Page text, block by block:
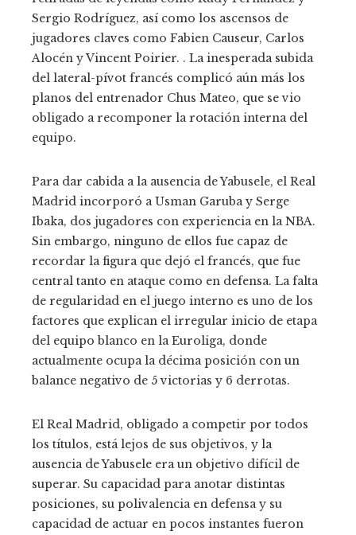
Sergio Rodríguez, así como los ascensos de
jugadores claves como Fabien Causeur, Carlos
Alocén y Vincent Poirier. . La inesperada subida
del lateral-pívot francés complicó aún más los
planos del entrenador Chus Mateo, que se vio
obligado a recomponer la rotación interna del
equipo.
Para dar cabida a la ausencia de Yabusele, el Real
Madrid incorporó a Usman Garuba y Serge
Ibaka, dos jugadores con experiencia en la NBA.
Sin embargo, ninguno de ellos fue capaz de
recordar la figura que dejó el francés, que fue
central tanto en ataque como en defensa. La falta
de regularidad en el juego interno es uno de los
factores que explican el irregular inicio de etapa
del equipo blanco en la Euroliga, donde
actualmente ocupa la décima posición con un
balance negativo de 5 victorias y 6 derrotas.
El Real Madrid, obligado a competir por todos
los títulos, está lejos de sus objetivos, y la
ausencia de Yabusele era un objetivo difícil de
superar. Su capacidad para anotar distintas
posiciones, su polivalencia en defensa y su
capacidad de actuar en pocos instantes fueron